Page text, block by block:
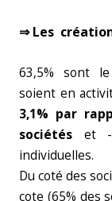
⇒ Les
63,5% sont
soient en
3,1% par
sociétés et -
individuelles.
Du coté des
cote (65% des